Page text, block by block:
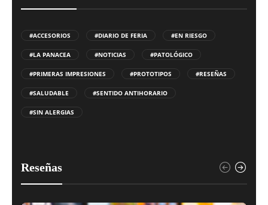
#ACCESORIOS #DIARIO DE FERIA #EN RIESGO
#LA PANACEA #NOTICIAS #PATOLÓGICO
#PRIMERAS IMPRESIONES #PROTOTIPOS #RESEÑAS
#SALUDABLE #SENTIDO ANTIHORARIO
#SIN ALERGIAS
Reseñas